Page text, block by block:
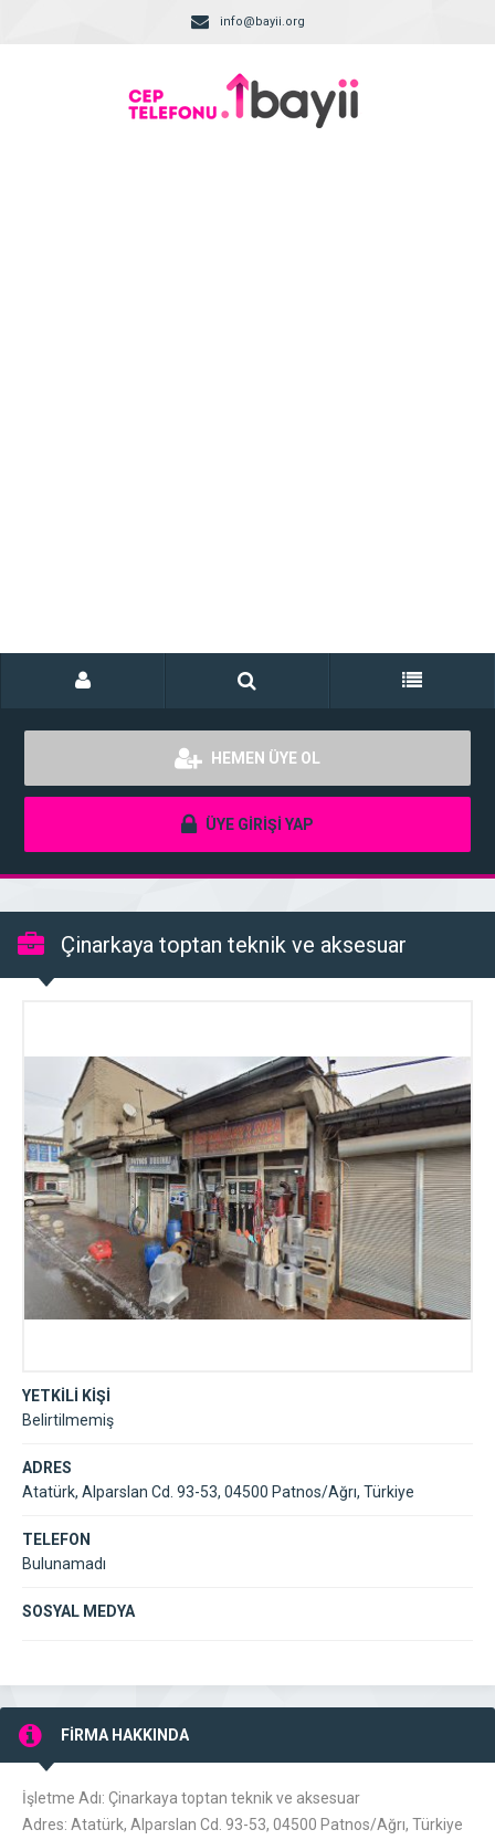
info@bayii.org
HEMEN ÜYE OL
ÜYE GİRİŞİ YAP
Çinarkaya toptan teknik ve aksesuar
YETKİLİ KİŞİ
Belirtilmemiş
ADRES
Atatürk, Alparslan Cd. 93-53, 04500 Patnos/Ağrı, Türkiye
TELEFON
Bulunamadı
SOSYAL MEDYA
FİRMA HAKKINDA
İşletme Adı: Çinarkaya toptan teknik ve aksesuar
Adres: Atatürk, Alparslan Cd. 93-53, 04500 Patnos/Ağrı, Türkiye